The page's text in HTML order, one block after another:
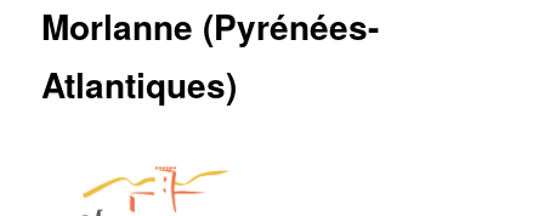
Morlanne (Pyrénées-
Atlantiques)